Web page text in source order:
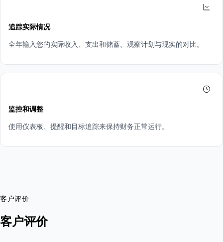
追踪实际情况
全年输入您的实际收入、支出和储蓄。观察计划与现实的对比。
监控和调整
使用仪表板、提醒和目标追踪来保持财务正常运行。
客户评价
客户评价